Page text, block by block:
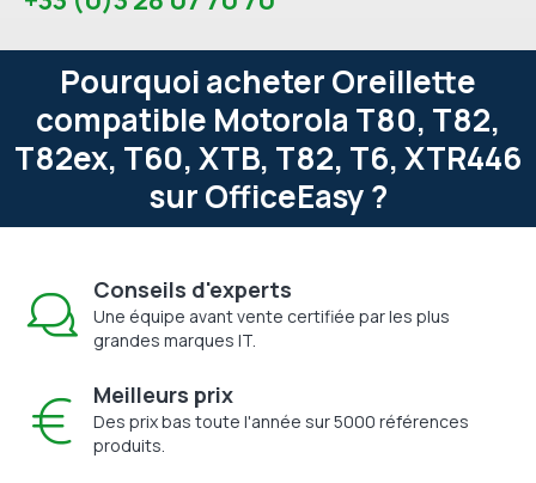
Pourquoi acheter Oreillette
compatible Motorola T80, T82,
T82ex, T60, XTB, T82, T6, XTR446
sur OfficeEasy ?
Conseils d'experts
Une équipe avant vente certifiée par les plus
grandes marques IT.
Meilleurs prix
Des prix bas toute l'année sur 5000 références
produits.